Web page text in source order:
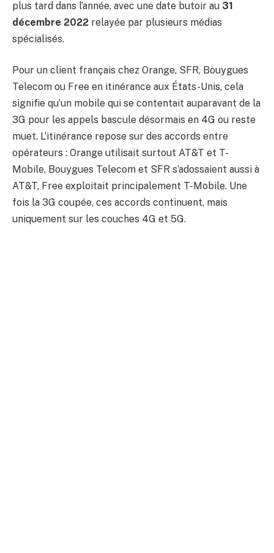
plus tard dans l’année, avec une date butoir au 31
décembre 2022 relayée par plusieurs médias
spécialisés.
Pour un client français chez Orange, SFR, Bouygues
Telecom ou Free en itinérance aux États-Unis, cela
signifie qu’un mobile qui se contentait auparavant de la
3G pour les appels bascule désormais en 4G ou reste
muet. L’itinérance repose sur des accords entre
opérateurs : Orange utilisait surtout AT&T et T-
Mobile, Bouygues Telecom et SFR s’adossaient aussi à
AT&T, Free exploitait principalement T-Mobile. Une
fois la 3G coupée, ces accords continuent, mais
uniquement sur les couches 4G et 5G.